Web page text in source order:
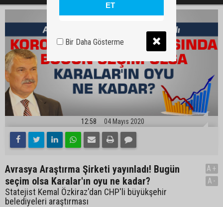
12:58 04 Mayıs 2020
Avrasya Araştırma Şirketi yayınladı! Bugün
seçim olsa Karalar'ın oyu ne kadar?
Statejist Kemal Özkiraz'dan CHP'li büyükşehir
belediyeleri araştırması
A+
A-
ET
Bir Daha Gösterme